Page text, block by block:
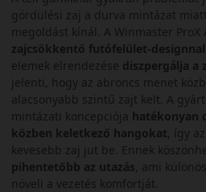
gördülési zaj a durva mintázat
megoldást kínál. A Winmaster ProX
zajcsökkentő futófelület-designnal
elemek elrendezése diszpergálja a
jelenti, hogy az abroncs menet
alacsonyabb szintű zajt kelt. A
mintázati koncepciója hatékonyan
közben keletkező hangokat , így
kevesebb zaj jut be. Ennek
pihentetőbb az utazás , ami
növeli a vezetés komfortját.